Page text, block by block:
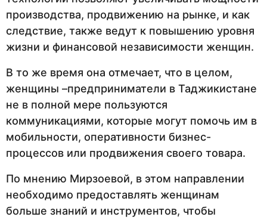
производства, продвижению на рынке, и как
следствие, также ведут к повышению уровня
жизни и финансовой независимости женщин.
В то же время она отмечает, что в целом,
женщины –предприниматели в Таджикистане
не в полной мере пользуются
коммуникациями, которые могут помочь им в
мобильности, оперативности бизнес-
процессов или продвижения своего товара.
По мнению Мирзоевой, в этом направлении
необходимо предоставлять женщинам
больше знаний и инструментов, чтобы